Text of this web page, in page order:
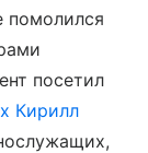
помолился
посетил
Кирилл